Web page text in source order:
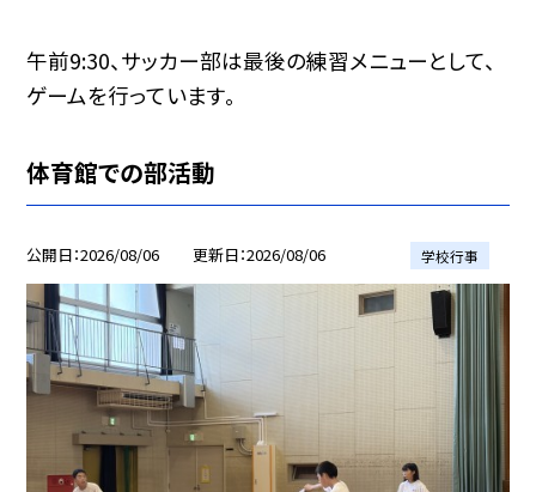
午前9:30、サッカー部は最後の練習メニューとして、
ゲームを行っています。
体育館での部活動
公開日 2026/08/06 更新日 2026/08/06 学校行事